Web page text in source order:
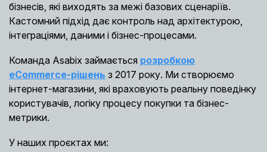
бізнесів, які виходять за межі базових сценаріїв.
Кастомний підхід дає контроль над архітектурою,
інтеграціями, даними і бізнес-процесами.
Команда Asabix займається розробкою
eCommerce-рішень з 2017 року. Ми створюємо
інтернет-магазини, які враховують реальну поведінку
користувачів, логіку процесу покупки та бізнес-
метрики.
У наших проєктах ми: